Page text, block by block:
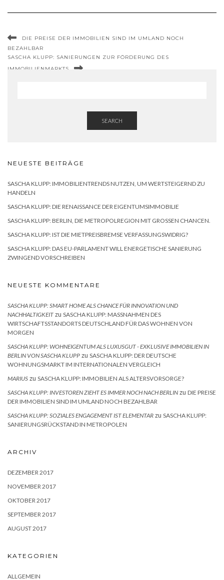
DIE PREISE DER IMMOBILIEN SIND IM UMLAND NOCH
BEZAHLBAR
SASCHA KLUPP: SANIERUNGEN ZUR FÖRDERUNG DES
IMMOBILIENMARKTS
SEARCH
NEUESTE BEITRÄGE
SASCHA KLUPP: IMMOBILIENTRENDS NUTZEN, UM WERTSTEIGERND ZU
HANDELN
SASCHA KLUPP: DIE RENAISSANCE DER EIGENTUMSIMMOBILIE
SASCHA KLUPP: BERLIN, DIE METROPOLREGION MIT GROSSEN CHANCEN.
SASCHA KLUPP: IST DIE MIETPREISBREMSE VERFASSUNGSWIDRIG?
SASCHA KLUPP: DAS EU-PARLAMENT WILL ENERGETISCHE SANIERUNG
ZWINGEND VORSCHREIBEN
NEUESTE KOMMENTARE
SASCHA KLUPP: SMART HOME ALS CHANCE FÜR INNOVATION UND
NACHHALTIGKEIT zu SASCHA KLUPP: MASSNAHMEN DES W
IRTSCHAFTSSTANDORTS DEUTSCHLAND FÜR DAS WOHNEN VON M
ORGEN
SASCHA KLUPP: WOHNEIGENTUM ALS LUXUSGUT - EXKLUSIVE IMMOBILIEN IN
BERLIN VON SASCHA KLUPP zu SASCHA KLUPP: DER DEUTSCHE
WOHNUNGSMARKT IM INTERNATIONALEN VERGLEICH
MARIUS zu SASCHA KLUPP: IMMOBILIEN ALS ALTERSVORSORGE?
SASCHA KLUPP: INVESTOREN ZIEHT ES IMMER NOCH NACH BERLIN zu DIE PREISE
DER IMMOBILIEN SIND IM UMLAND NOCH BEZAHLBAR
SASCHA KLUPP: SOZIALES ENGAGEMENT IST ELEMENTAR zu SASCHA KLUPP:
SANIERUNGSRÜCKSTAND IN METROPOLEN
ARCHIV
DEZEMBER 2017
NOVEMBER 2017
OKTOBER 2017
SEPTEMBER 2017
AUGUST 2017
KATEGORIEN
ALLGEMEIN